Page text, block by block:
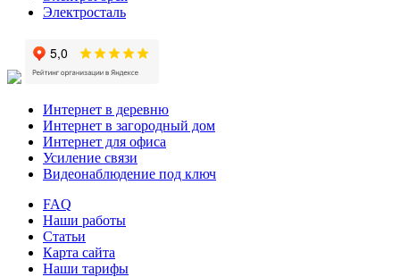
Электросталь
Интернет в деревню
Интернет в загородный дом
Интернет для офиса
Усиление связи
Видеонаблюдение под ключ
FAQ
Наши работы
Статьи
Карта сайта
Наши тарифы